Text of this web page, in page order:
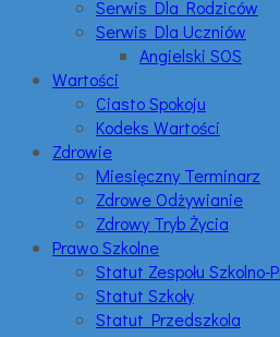
Serwis Dla Rodziców
Serwis Dla Uczniów
Angielski SOS
Wartości
Ciasto Spokoju
Kodeks Wartości
Zdrowie
Miesięczny Terminarz
Zdrowe Odżywianie
Zdrowy Tryb Życia
Prawo Szkolne
Statut Zespołu Szkolno-
Statut Szkoły
Statut Przedszkola